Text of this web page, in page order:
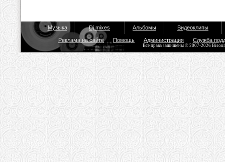
Музыка Dj mixes Альбомы Видеоклипы
Реклама на сайте Помощь Администрация Служба
Все права защищены © 2007-2026